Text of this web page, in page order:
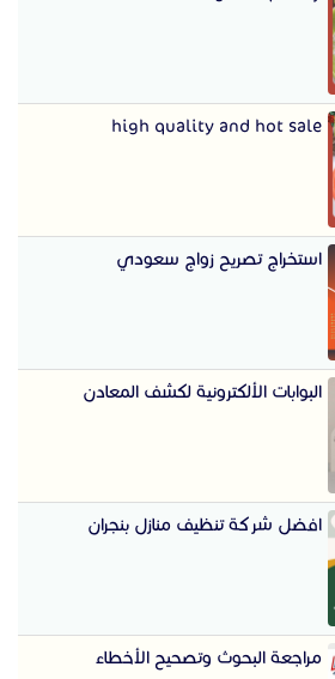
high quality and hot sale
استخراج تصريح زواج سعودي
البوابات الألكترونية لكشف المعادن
افضل شركة تنظيف منازل بنجران
مراجعة البحوث وتصحيح الأخطاء